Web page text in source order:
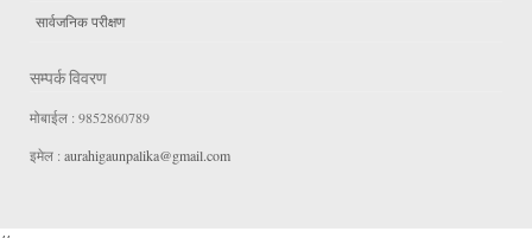
सार्वजनिक परीक्षण
सम्पर्क विवरण
मोबाईल : 9852860789
इमेल : aurahigaunpalika@gmail.com